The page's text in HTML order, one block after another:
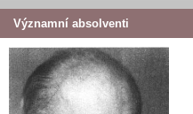
Významní absolventi